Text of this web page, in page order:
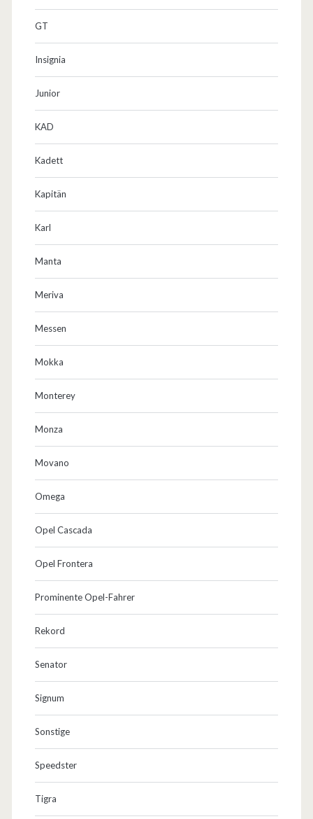
GT
Insignia
Junior
KAD
Kadett
Kapitän
Karl
Manta
Meriva
Messen
Mokka
Monterey
Monza
Movano
Omega
Opel Cascada
Opel Frontera
Prominente Opel-Fahrer
Rekord
Senator
Signum
Sonstige
Speedster
Tigra